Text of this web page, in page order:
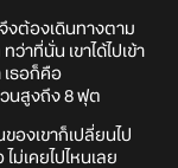
งต้องเดินทางตาม
าที่นั่น เขาได้ไปเข้า
ธอก็คือ
นสูงถึง 8 ฟุต
องเขาก็เปลี่ยนไป
เคยไปไหนเลย